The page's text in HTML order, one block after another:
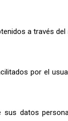
a través
por el
sus datos